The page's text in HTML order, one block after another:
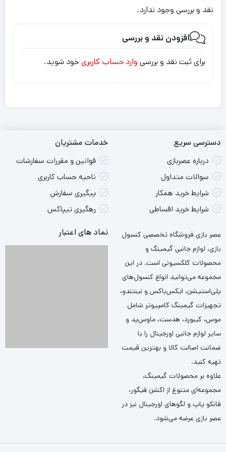
نقد و بررسی وجود ندارد.
افزودن نقد و بررسی
برای ثبت نقد و بررسی وارد حساب کاربری خود شوید.
دسترسی سریع
درباره عصربازی
سوالات متداول
شرایط خرید همکار
شرایط خرید اقساطی
خدمات مشتریان
قوانین و مقررات سفارشات
ناحیه حساب کاربری
پیگیری سفارش
رهگیری تیپاکس
عصر بازی فروشگاه تخصصی کنسول
بازی، لوازم جانبی گیمینگ و
محصولات کلکسیونی است. در این
مجموعه می‌توانید انواع کنسول‌های
پلی‌استیشن، ایکس‌باکس و نینتندو،
تجهیزات گیمینگ کامپیوتر شامل
موس، کیبورد، هدست، ماوس‌پد و
سایر لوازم جانبی اورجینال را با
ضمانت اصالت کالا و بهترین قیمت
تهیه کنید.
علاوه بر محصولات گیمینگ،
مجموعه‌ای متنوع از اکشن فیگور،
فانکو پاپ و لگوهای اورجینال نیز در
عصر بازی عرضه می‌شود.
نماد های اعتبار